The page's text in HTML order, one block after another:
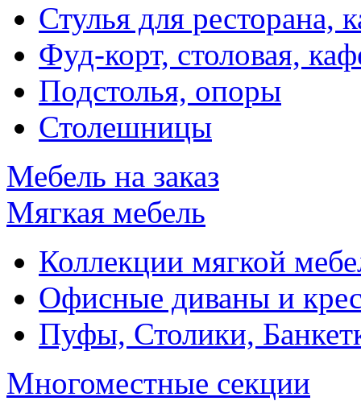
Стулья для ресторана,
Фуд-корт, столовая,
Подстолья, опоры
Столешницы
Мебель на заказ
Мягкая мебель
Коллекции мягкой
Офисные диваны и
Пуфы, Столики,
Многоместные секции